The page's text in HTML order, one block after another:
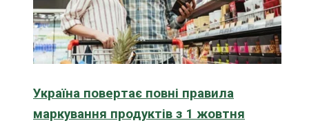
Україна повертає повні правила
маркування продуктів з 1 жовтня